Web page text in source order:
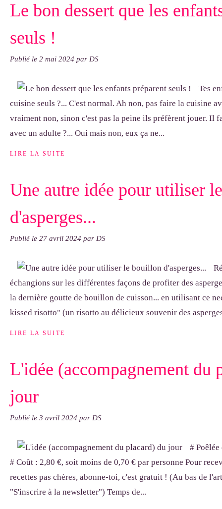
Le bon dessert que les
seuls !
Publié le 2 mai 2024 par DS
Tes
cuisine seuls ?... C'est normal. Ah non, pas faire la cuisine
vraiment non, sinon c'est pas la peine ils préfèrent jouer. Il
avec un adulte ?... Oui mais non, eux ça ne...
LIRE LA SUITE
Une autre idée pour utiliser
d'asperges...
Publié le 27 avril 2024 par DS
échangions sur les différentes façons de profiter des
la dernière goutte de bouillon de cuisson... en utilisant ce
kissed risotto" (un risotto au délicieux souvenir des
LIRE LA SUITE
L'idée (accompagnement du
jour
Publié le 3 avril 2024 par DS
#
# Coût : 2,80 €, soit moins de 0,70 € par personne Pour
recettes pas chères, abonne-toi, c'est gratuit ! (Au bas de
"S'inscrire à la newsletter") Temps de...